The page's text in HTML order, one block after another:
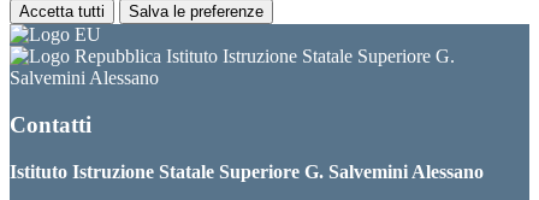
Accetta tutti Salva le preferenze
Istituto Istruzione Statale Superiore G.
Salvemini Alessano
Contatti
Istituto Istruzione Statale Superiore G. Salvemini Alessano